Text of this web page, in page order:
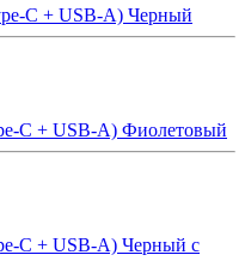
C + USB-A) Черный
C + USB-A) Фиолетовый
C + USB-A) Черный с